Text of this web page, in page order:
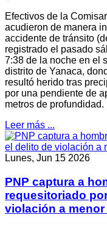
Efectivos de la
acudieron de manera
accidente de tránsito
registrado el pasado
7:38 de la noche en el
distrito de Yanaca,
resultó herido tras
por una pendiente de
metros de profundidad.
Leer más ...
Lunes, Jun 15 2026
PNP captura a
requesitoriado
violación a menor